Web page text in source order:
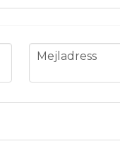
email
Mejladress